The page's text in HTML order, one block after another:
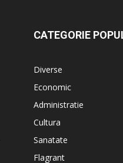
CATEGORIE
Diverse
Economic
Administratie
Cultura
Sanatate
Flagrant